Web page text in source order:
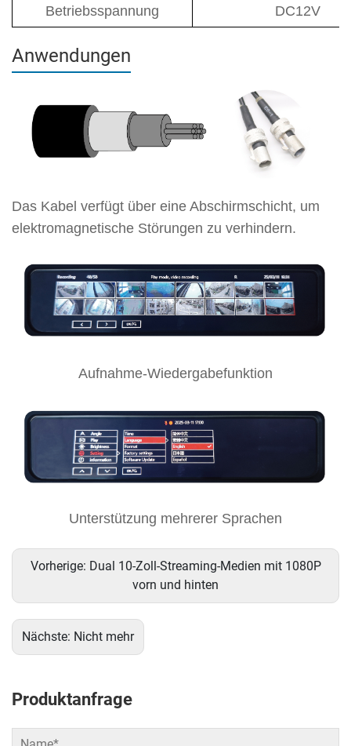
Betriebsspannung DC12V
Anwendungen
Das Kabel verfügt über eine Abschirmschicht, um
elektromagnetische Störungen zu verhindern.
Aufnahme-Wiedergabefunktion
Unterstützung mehrerer Sprachen
Vorherige: Dual 10-Zoll-Streaming-Medien mit 1080P
vorn und hinten
Nächste: Nicht mehr
Produktanfrage